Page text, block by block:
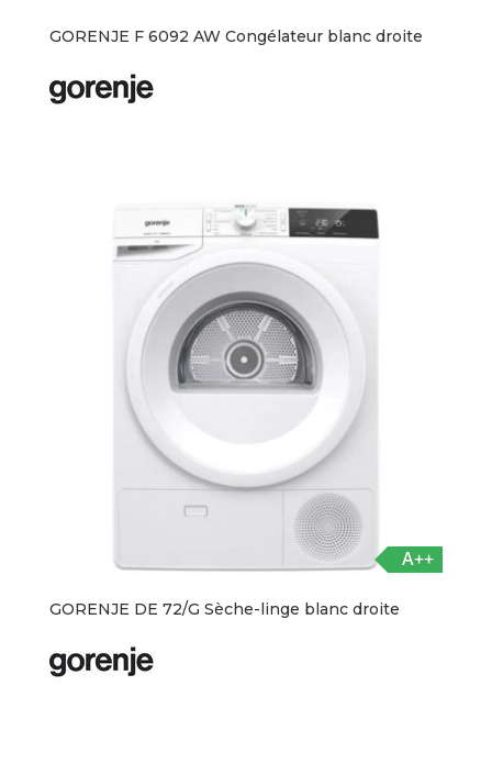
GORENJE F 6092 AW Congélateur blanc droite
A++
GORENJE DE 72/G Sèche-linge blanc droite